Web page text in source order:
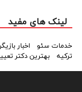
لینک های مفید
خدمات سئو اخبار
ترکیه
بهترین دکتر